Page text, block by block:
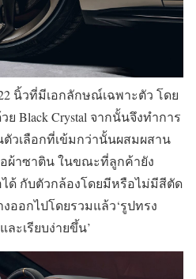
นิ้วที่มีเอกลักษณ์เฉพาะตัว โดย
Black Crystal จากนั้นจึงทำการ
ตัวเลือกที่เข้มกว่านั้นผสมผสาน
ผ้าซาติน ในขณะที่ลูกค้ายัง
ด้ กับตัวกล้องโดยมีหรือไม่มีสีตัด
ออกไปโดยรวมแล้ว‘รูปทรง
ะเรียบง่ายขึ้น’